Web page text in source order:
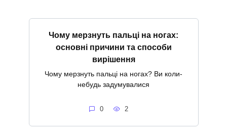
Чому мерзнуть пальці на ногах:
основні причини та способи
вирішення
Чому мерзнуть пальці на ногах? Ви коли-
небудь задумувалися
0 2